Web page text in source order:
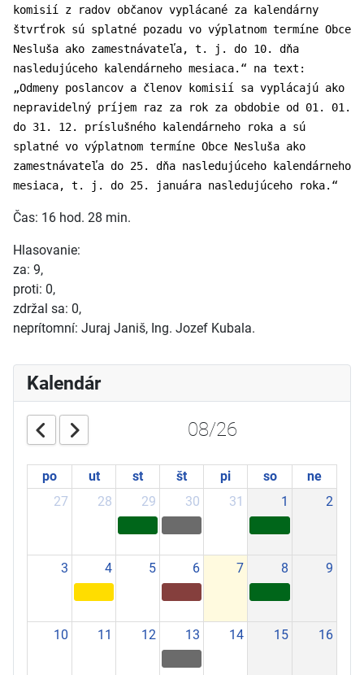
komisií z radov občanov vyplácané za kalendárny
štvrťrok sú splatné pozadu vo výplatnom termíne Obce
Nesluša ako zamestnávateľa, t. j. do 10. dňa
nasledujúceho kalendárneho mesiaca.“ na text:
„Odmeny poslancov a členov komisií sa vyplácajú ako
nepravidelný príjem raz za rok za obdobie od 01. 01.
do 31. 12. príslušného kalendárneho roka a sú
splatné vo výplatnom termíne Obce Nesluša ako
zamestnávateľa do 25. dňa nasledujúceho kalendárneho
mesiaca, t. j. do 25. januára nasledujúceho roka.“
Čas: 16 hod. 28 min.
Hlasovanie:
za: 9,
proti: 0,
zdržal sa: 0,
neprítomní: Juraj Janiš, Ing. Jozef Kubala.
Kalendár
08/26
po ut st št pi so
ne
27
28 29 30 31 1 2
3 4 5 6 7 8 9
10 11 12 13 14 15 16